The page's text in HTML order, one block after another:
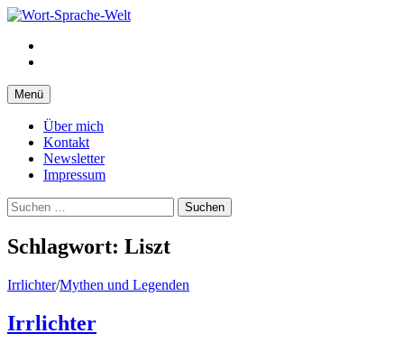
Springe
Inhalt
Menü
Über mich
Kontakt
Newsletter
Impressum
Suchen
nach:
Schlagwort: Liszt
Irrlichter/Mythen und Legenden
Irrlichter